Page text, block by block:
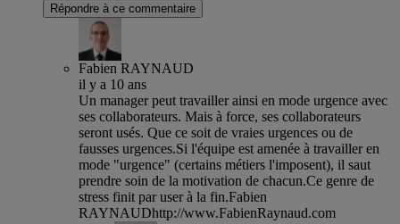
Répondre à ce commentaire
Fabien RAYNAUD
il y a 10 ans
Un manager peut travailler ainsi en mode urgence avec
ses collaborateurs. Mais à force, ses collaborateurs
seront usés. Que ce soit de vraies urgences ou de
fausses urgences.Si l'équipe est amenée à travailler en
mode "urgence" (certains métiers l'imposent), il saut
prendre soin de la motivation de chacun.Ce genre de
stress finit par user à la fin.Fabien
RAYNAUDhttp://www.FabienRaynaud.com